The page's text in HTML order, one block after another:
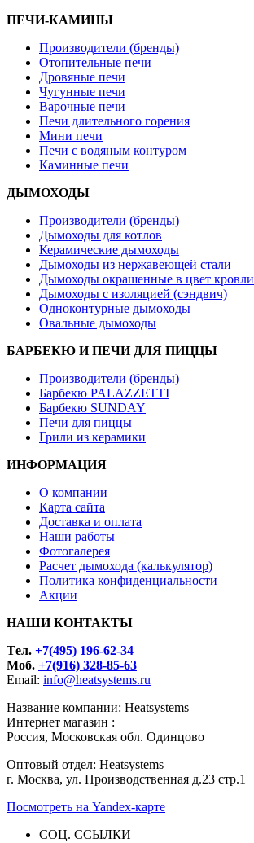
ПЕЧИ-КАМИНЫ
Производители (бренды)
Отопительные печи
Дровяные печи
Чугунные печи
Варочные печи
Печи длительного горения
Мини печи
Печи с водяным контуром
Каминные печи
ДЫМОХОДЫ
Производители (бренды)
Дымоходы для котлов
Керамические дымоходы
Дымоходы из нержавеющей стали
Дымоходы окрашенные в цвет кровли
Дымоходы с изоляцией (сэндвич)
Одноконтурные дымоходы
Овальные дымоходы
БАРБЕКЮ И ПЕЧИ ДЛЯ ПИЦЦЫ
Производители (бренды)
Барбекю PALAZZETTI
Барбекю SUNDAY
Печи для пиццы
Грили из керамики
ИНФОРМАЦИЯ
О компании
Карта сайта
Доставка и оплата
Наши работы
Фотогалерея
Расчет дымохода (калькулятор)
Политика конфиденциальности
Акции
НАШИ КОНТАКТЫ
Tел. +7(495) 196-62-34
Моб. +7(916) 328-85-63
Email: info@heatsystems.ru
Название компании: Heatsystems
Интернет магазин :
Россия, Московская обл. Одинцово
Оптовый отдел: Heatsystems
г. Москва, ул. Производственная д.23 стр.1
Посмотреть на Yandex-карте
СОЦ. ССЫЛКИ